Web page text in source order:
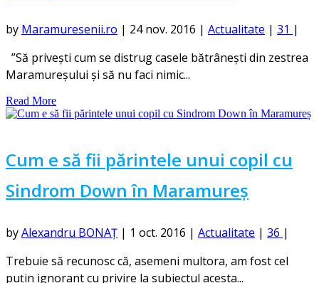
by Maramuresenii.ro | 24 nov. 2016 | Actualitate | 31 |
”Să privești cum se distrug casele bătrânești din zestrea
Maramureșului și să nu faci nimic...
Read More
Cum e să fii părintele unui copil cu
Sindrom Down în Maramureș
byAlexandru BONAȚ | 1 oct. 2016 | Actualitate | 36 |
Trebuie să recunosc că, asemeni multora, am fost cel
puțin ignorant cu privire la subiectul acesta...